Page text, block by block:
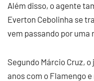
Além disso, o agente
Everton Cebolinha se
vem passando por
Segundo Márcio Cruz,
anos com o Flamengo